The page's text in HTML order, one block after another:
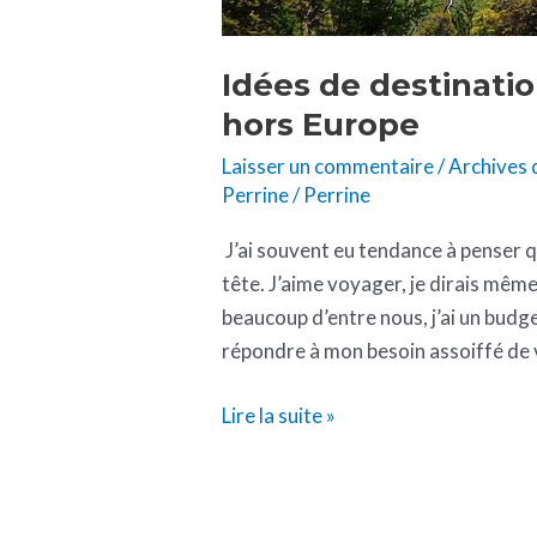
Idées de
hors Europe
Laisser un commentaire/Archives
Perrine/Perrine
J’ai souvent eu tendance à
tête. J’aime voyager, je dirais
beaucoup d’entre nous, j’ai un
répondre à mon besoin assoiffé de
Lire la suite »